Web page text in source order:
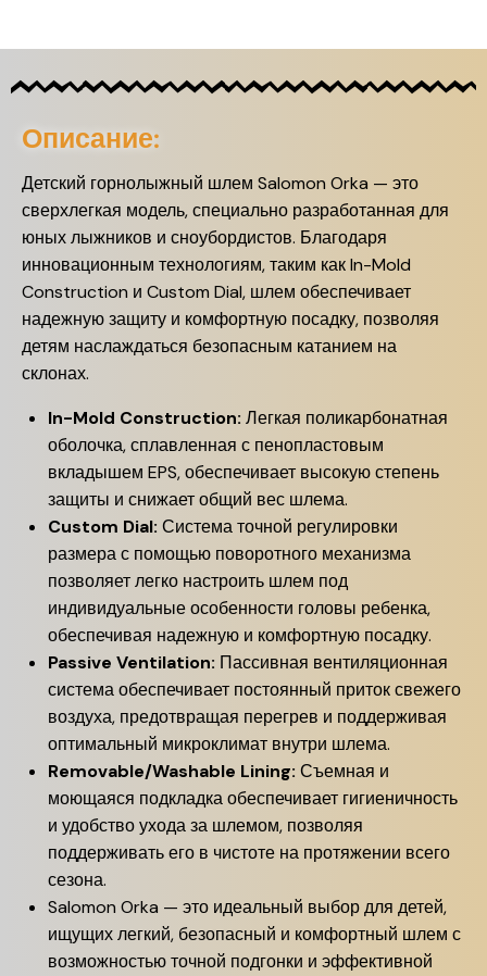
Описание:
Детский горнолыжный шлем Salomon Orka — это
сверхлегкая модель, специально разработанная для
юных лыжников и сноубордистов. Благодаря
инновационным технологиям, таким как In-Mold
Construction и Custom Dial, шлем обеспечивает
надежную защиту и комфортную посадку, позволяя
детям наслаждаться безопасным катанием на
склонах.
In-Mold Construction: Легкая поликарбонатная
оболочка, сплавленная с пенопластовым
вкладышем EPS, обеспечивает высокую степень
защиты и снижает общий вес шлема.
Custom Dial: Система точной регулировки
размера с помощью поворотного механизма
позволяет легко настроить шлем под
индивидуальные особенности головы ребенка,
обеспечивая надежную и комфортную посадку.
Passive Ventilation: Пассивная вентиляционная
система обеспечивает постоянный приток свежего
воздуха, предотвращая перегрев и поддерживая
оптимальный микроклимат внутри шлема.
Removable/Washable Lining: Съемная и
моющаяся подкладка обеспечивает гигиеничность
и удобство ухода за шлемом, позволяя
поддерживать его в чистоте на протяжении всего
сезона.
Salomon Orka — это идеальный выбор для детей,
ищущих легкий, безопасный и комфортный шлем с
возможностью точной подгонки и эффективной